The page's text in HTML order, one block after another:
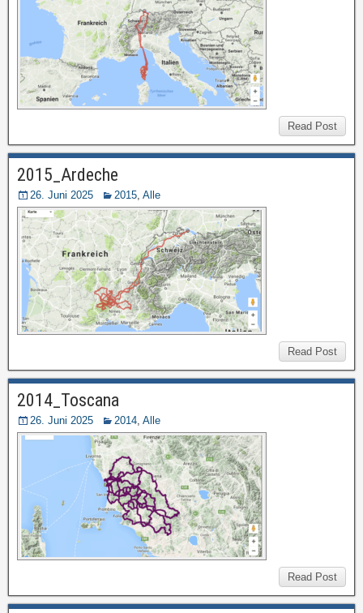
Read Post
2015_Ardeche
26. Juni 2025 2015, Alle
Read Post
2014_Toscana
26. Juni 2025 2014, Alle
Read Post